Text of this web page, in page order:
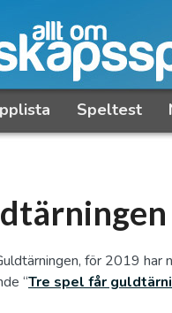
Speltest
för 2019
“Tre spel får